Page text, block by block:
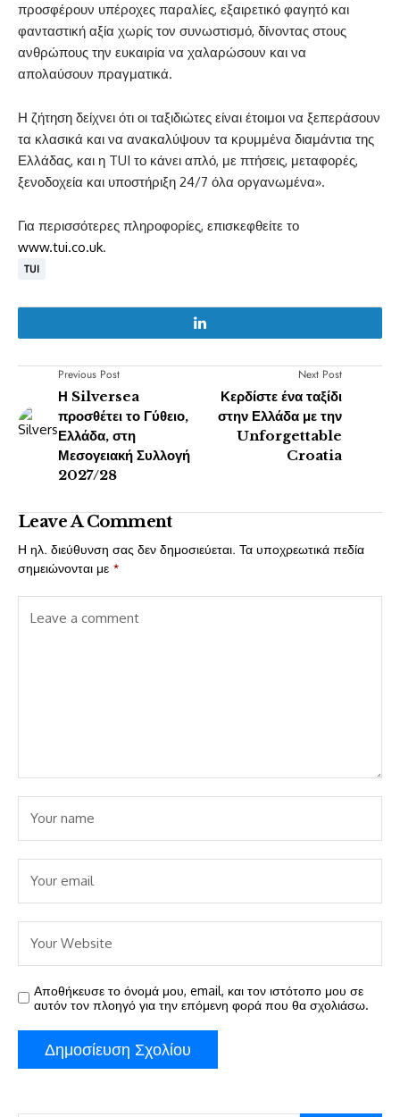
προσφέρουν υπέροχες παραλίες, εξαιρετικό φαγητό και
φανταστική αξία χωρίς τον συνωστισμό, δίνοντας στους
ανθρώπους την ευκαιρία να χαλαρώσουν και να
απολαύσουν πραγματικά.
Η ζήτηση δείχνει ότι οι ταξιδιώτες είναι έτοιμοι να ξεπεράσουν
τα κλασικά και να ανακαλύψουν τα κρυμμένα διαμάντια της
Ελλάδας, και η TUI το κάνει απλό, με πτήσεις, μεταφορές,
ξενοδοχεία και υποστήριξη 24/7 όλα οργανωμένα».
Για περισσότερες πληροφορίες, επισκεφθείτε το
www.tui.co.uk.
TUI
Previous Post
Η Silversea
προσθέτει το Γύθειο,
Ελλάδα, στη
Μεσογειακή Συλλογή
2027/28
Next Post
Κερδίστε ένα ταξίδι
στην Ελλάδα με την
Unforgettable
Croatia
Leave A Comment
Η ηλ. διεύθυνση σας δεν δημοσιεύεται. Τα υποχρεωτικά πεδία
σημειώνονται με *
Αποθήκευσε το όνομά μου, email, και τον ιστότοπο μου σε
αυτόν τον πλοηγό για την επόμενη φορά που θα σχολιάσω.